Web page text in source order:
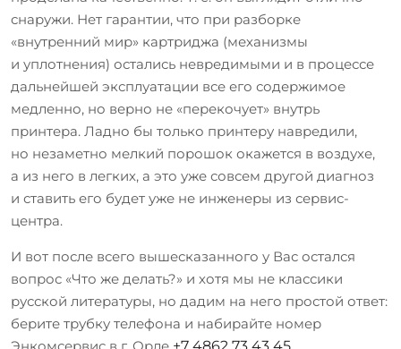
снаружи. Нет гарантии, что при разборке
«внутренний мир» картриджа (механизмы
и уплотнения) остались невредимыми и в процессе
дальнейшей эксплуатации все его содержимое
медленно, но верно не «перекочует» внутрь
принтера. Ладно бы только принтеру навредили,
но незаметно мелкий порошок окажется в воздухе,
а из него в легких, а это уже совсем другой диагноз
и ставить его будет уже не инженеры из сервис-
центра.
И вот после всего вышесказанного у Вас остался
вопрос «Что же делать?» и хотя мы не классики
русской литературы, но дадим на него простой ответ:
берите трубку телефона и набирайте номер